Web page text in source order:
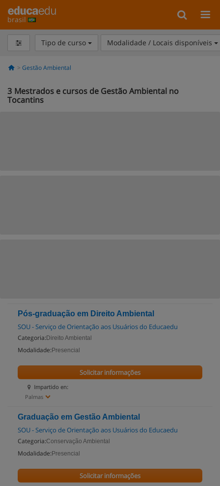
brasil
Tipo de curso Modalidade / Locais disponíveis
Gestão Ambiental
3 Mestrados e cursos de Gestão Ambiental no
Tocantins
Pós-graduação em Direito Ambiental
SOU - Serviço de Orientação aos Usuários do Educaedu
Categoria: Direito Ambiental
Modalidade: Presencial
Impartido en:
Palmas
Solicitar informações
Graduação em Gestão Ambiental
SOU - Serviço de Orientação aos Usuários do Educaedu
Categoria:Conservação Ambiental
Modalidade: Presencial
Solicitar informações